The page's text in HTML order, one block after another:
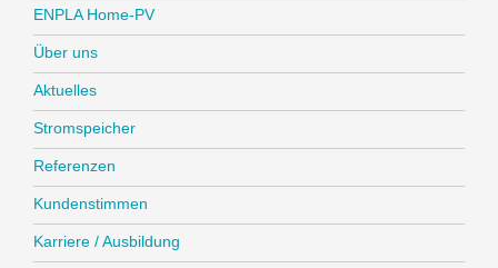
ENPLA Home-PV
Über uns
Aktuelles
Stromspeicher
Referenzen
Kundenstimmen
Karriere / Ausbildung